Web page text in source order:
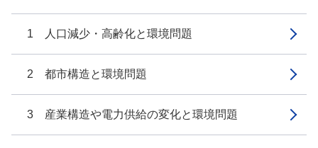
1 人口減少・高齢化と環境問題
2 都市構造と環境問題
3 産業構造や電力供給の変化と環境問題